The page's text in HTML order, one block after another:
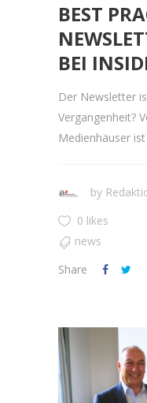
BEST
BEI
Der Newsletter
Vergangenheit?
Medienhäuser ist
by
0 likes
news
Share